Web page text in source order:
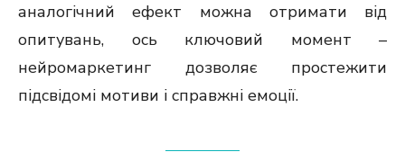
аналогічний ефект можна отримати від
опитувань, ось ключовий момент –
нейромаркетинг дозволяє простежити
підсвідомі мотиви і справжні емоції.